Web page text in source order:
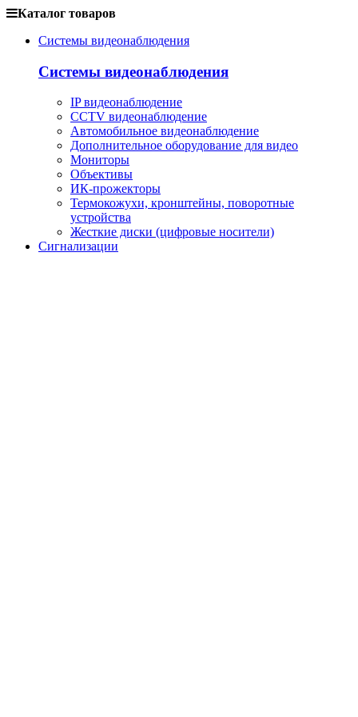
Каталог товаров
Системы видеонаблюдения
Системы видеонаблюдения
IP видеонаблюдение
CCTV видеонаблюдение
Автомобильное видеонаблюдение
Дополнительное оборудование для видео
Мониторы
Объективы
ИК-прожекторы
Термокожухи, кронштейны, поворотные
устройства
Жесткие диски (цифровые носители)
Сигнализации